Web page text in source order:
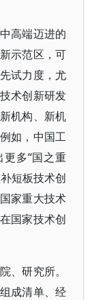
高端迈进的
示范区，可
试力度，尤
术创新研发
机构、新机
如，中国工
多“国之重
短板技术创
家重大技术
国家技术创
、研究所。
成清单、经